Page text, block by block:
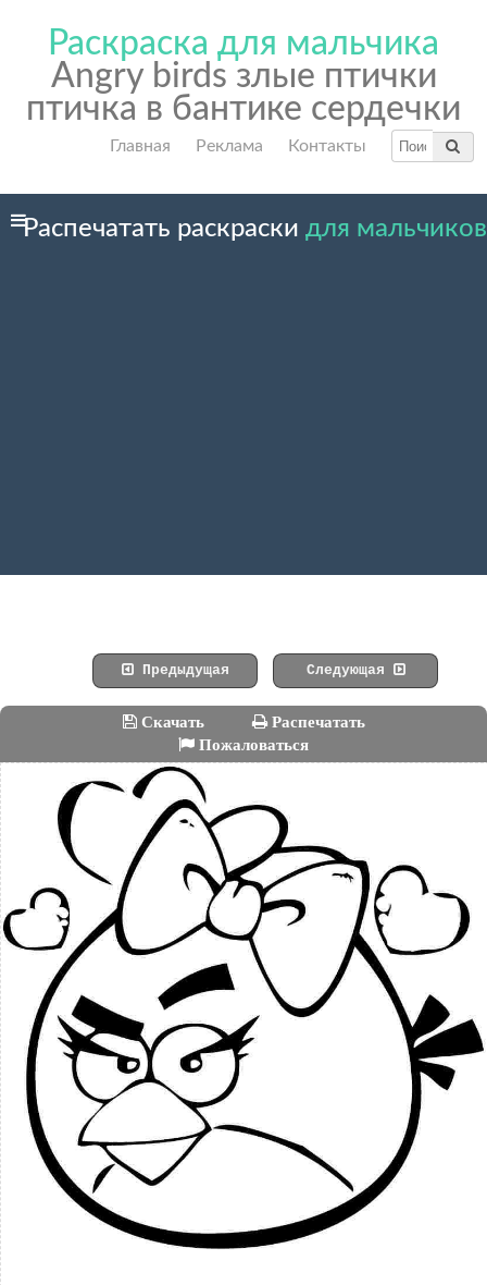
Раскраска для мальчика
Angry birds злые птички
птичка в бантике сердечки
Главная Реклама Контакты
Распечатать раскраски для мальчиков
Предыдущая Следующая
Скачать
Распечатать
Пожаловаться